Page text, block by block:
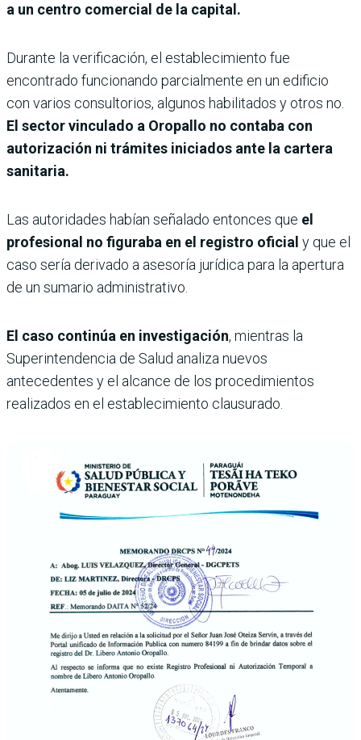
a un centro comercial de la capital.
Durante la verificación, el establecimiento fue
encontrado funcionando parcialmente en un edificio
con varios consultorios, algunos habilitados y otros no.
El sector vinculado a Oropallo no contaba con
autorización ni trámites iniciados ante la cartera
sanitaria.
Las autoridades habían señalado entonces que el
profesional no figuraba en el registro oficial y que el
caso sería derivado a asesoría jurídica para la apertura
de un sumario administrativo.
El caso continúa en investigación, mientras la
Superintendencia de Salud analiza nuevos
antecedentes y el alcance de los procedimientos
realizados en el establecimiento clausurado.